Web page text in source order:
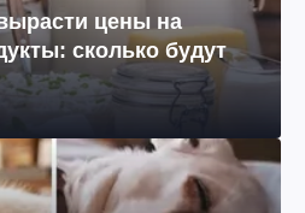
цены на
сколько будут